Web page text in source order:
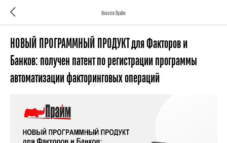
Новости Прайм
НОВЫЙ ПРОГРАММНЫЙ ПРОДУКТ для Факторов и
Банков: получен патент по регистрации программы
автоматизации факторинговых операций